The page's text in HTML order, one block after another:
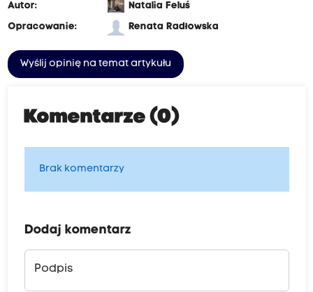
Autor:
Natalia Feluś
Opracowanie:
Renata Radłowska
Wyślij opinię na temat artykułu
Komentarze (0)
Brak komentarzy
Dodaj komentarz
Podpis